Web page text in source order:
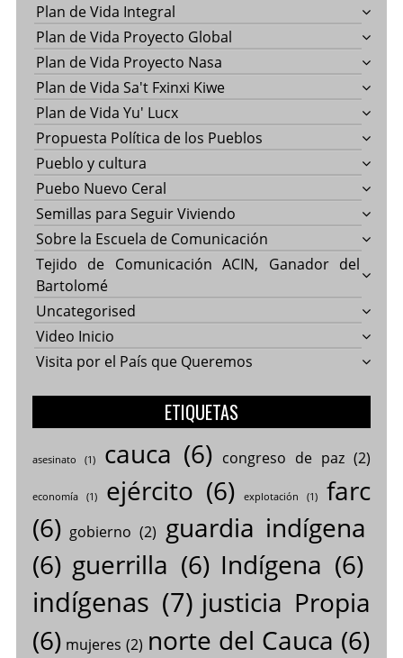
Plan de Vida Integral
Plan de Vida Proyecto Global
Plan de Vida Proyecto Nasa
Plan de Vida Sa't Fxinxi Kiwe
Plan de Vida Yu' Lucx
Propuesta Política de los Pueblos
Pueblo y cultura
Puebo Nuevo Ceral
Semillas para Seguir Viviendo
Sobre la Escuela de Comunicación
Tejido de Comunicación ACIN, Ganador del
Bartolomé
Uncategorised
Video Inicio
Visita por el País que Queremos
ETIQUETAS
asesinato (1) cauca (6) congreso de paz(2)
economía(1) ejército (6) explotación (1)
farc
(6) gobierno (2) guardia indígena
(6) guerrilla (6) Indígena (6)
indígenas (7) justicia Propia
(6) mujeres (2) norte del Cauca (6)